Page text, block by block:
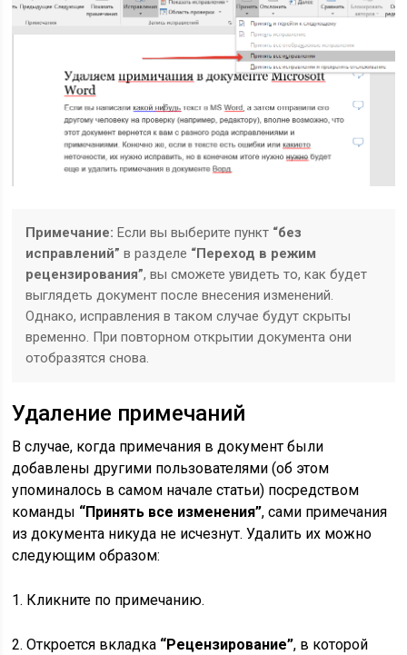
Примечание:Если вы выберите пункт “без
исправлений” в разделе “Переход в режим
рецензирования”, вы сможете увидеть то, как будет
выглядеть документ после внесения изменений.
Однако, исправления в таком случае будут скрыты
временно. При повторном открытии документа они
отобразятся снова.
Удаление примечаний
В случае, когда примечания в документ были
добавлены другими пользователями (об этом
упоминалось в самом начале статьи) посредством
команды “Принять все изменения”, сами примечания
из документа никуда не исчезнут. Удалить их можно
следующим образом:
1. Кликните по примечанию.
2. Откроется вкладка “Рецензирование”, в которой